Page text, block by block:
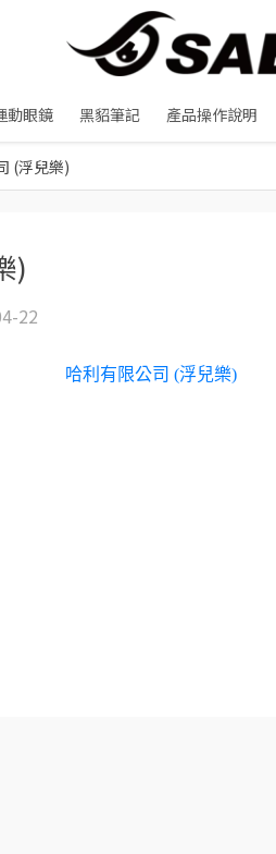
動眼鏡 黑貂筆記 產品操作說明
(浮兒樂)
)
22
哈利有限公司 (浮兒樂)